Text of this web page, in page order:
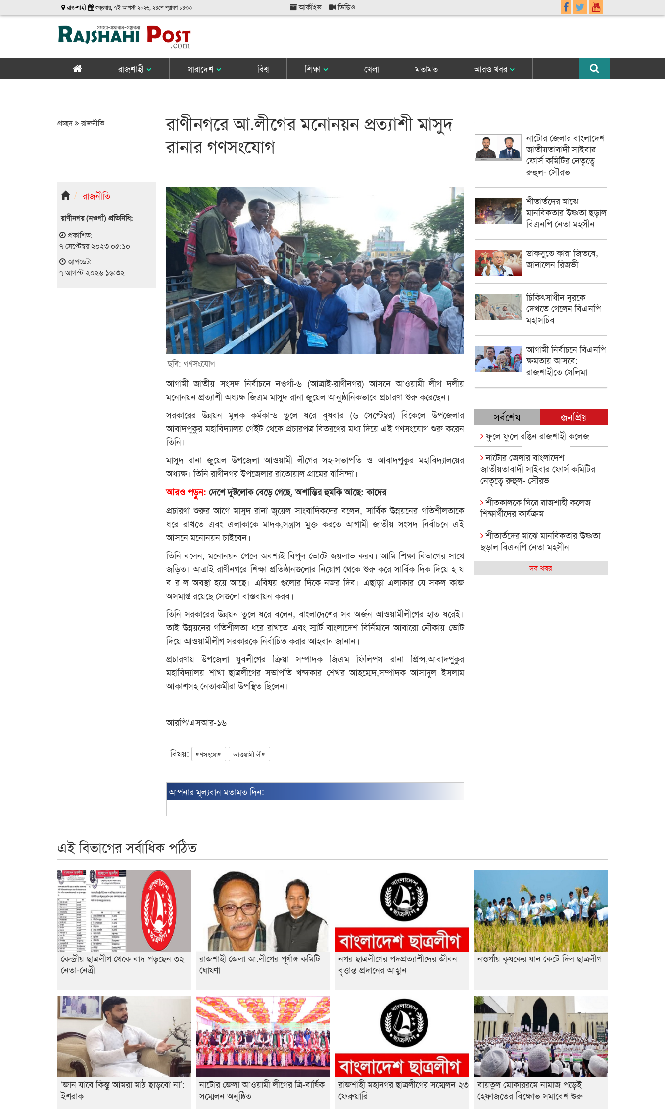
রাজশাহী শুক্রবার, ৭ই আগস্ট ২০২৬, ২৪শে শ্রাবণ ১৪৩৩ আর্কাইভ ভিডিও
রাজশাহী সারাদেশ বিশ্ব শিক্ষা খেলা মতামত আরও খবর
প্রচ্ছদ রাজনীতি
রাণীনগরে আ.লীগের মনোনয়ন প্রত্যাশী মাসুদ
রানার গণসংযোগ
রাজনীতি
রাণীনগর (নওগাঁ) প্রতিনিধি:
প্রকাশিত:
৭ সেপ্টেম্বর ২০২৩ ০৫:১০
আপডেট:
৭ আগস্ট ২০২৬ ১৬:৩২
ছবি: গণসংযোগ
আগামী জাতীয় সংসদ নির্বাচনে নওগাঁ-৬ (আত্রাই-রাণীনগর) আসনে আওয়ামী লীগ দলীয়
মনোনয়ন প্রত্যাশী অধ্যক্ষ জিএম মাসুদ রানা জুয়েল আনুষ্ঠানিকভাবে প্রচারণা শুরু করেছেন।
সরকারের উন্নয়ন মূলক কর্মকান্ড তুলে ধরে বুধবার (৬ সেপ্টেম্বর) বিকেলে উপজেলার
আবাদপুকুর মহাবিদ্যালয় গেইট থেকে প্রচারপত্র বিতরণের মধ্য দিয়ে এই গণসংযোগ শুরু করেন
তিনি।
মাসুদ রানা জুয়েল উপজেলা আওয়ামী লীগের সহ-সভাপতি ও আবাদপুকুর মহাবিদ্যালয়ের
অধ্যক্ষ। তিনি রাণীনগর উপজেলার রাতোয়াল গ্রামের বাসিন্দা।
আরও পড়ুন: দেশে দুষ্টলোক বেড়ে গেছে, অশান্তির হুমকি আছে: কাদের
প্রচারণা শুরুর আগে মাসুদ রানা জুয়েল সাংবাদিকদের বলেন, সার্বিক উন্নয়নের গতিশীলতাকে
ধরে রাখতে এবং এলাকাকে মাদক,সন্ত্রাস মুক্ত করতে আগামী জাতীয় সংসদ নির্বাচনে এই
আসনে মনোনয়ন চাইবেন।
তিনি বলেন, মনোনয়ন পেলে অবশ্যই বিপুল ভোটে জয়লাভ করব। আমি শিক্ষা বিভাগের সাথে
জড়িত। আত্রাই রাণীনগরে শিক্ষা প্রতিষ্ঠানগুলোর নিয়োগ থেকে শুরু করে সার্বিক দিক দিয়ে হ য
ব র ল অবস্থা হয়ে আছে। এবিষয় গুলোর দিকে নজর দিব। এছাড়া এলাকার যে সকল কাজ
অসমাপ্ত রয়েছে সেগুলো বাস্তবায়ন করব।
তিনি সরকারের উন্নয়ন তুলে ধরে বলেন, বাংলাদেশের সব অর্জন আওয়ামীলীগের হাত ধরেই।
তাই উন্নয়নের গতিশীলতা ধরে রাখতে এবং স্মার্ট বাংলাদেশ বির্নিমানে আবারো নৌকায় ভোট
দিয়ে আওয়ামীলীগ সরকারকে নির্বাচিত করার আহবান জানান।
প্রচারণায় উপজেলা যুবলীগের ক্রিয়া সম্পাদক জিএম ফিলিপস রানা প্রিন্স,আবাদপুকুর
মহাবিদ্যালয় শাখা ছাত্রলীগের সভাপতি খন্দকার শেখর আহম্মেদ,সম্পাদক আসাদুল ইসলাম
আকাশসহ নেতাকর্মীরা উপস্থিত ছিলেন।
আরপি/এসআর-১৬
বিষয়: গণসংযোগ আওয়ামী লীগ
আপনার মূল্যবান মতামত দিন:
নাটোর জেলার বাংলাদেশ
জাতীয়তাবাদী সাইবার
ফোর্স কমিটির নেতৃত্বে
রুহুল- সৌরভ
শীতার্তদের মাঝে
মানবিকতার উষ্ণতা ছড়াল
বিএনপি নেতা মহসীন
ডাকসুতে কারা জিতবে,
জানালেন রিজভী
চিকিৎসাধীন ‍নুরকে
দেখতে গেলেন বিএনপি
মহাসচিব
আগামী নির্বাচনে বিএনপি
ক্ষমতায় আসবে:
রাজশাহীতে সেলিমা
সর্বশেষ জনপ্রিয়
ফুলে ফুলে রঙিন রাজশাহী কলেজ
নাটোর জেলার বাংলাদেশ
জাতীয়তাবাদী সাইবার ফোর্স কমিটির
নেতৃত্বে রুহুল- সৌরভ
শীতকালকে ঘিরে রাজশাহী কলেজ
শিক্ষার্থীদের কার্যক্রম
শীতার্তদের মাঝে মানবিকতার উষ্ণতা
ছড়াল বিএনপি নেতা মহসীন
রাজশাহী কলেজের মিষ্টি বিকেল
শেষ সময়ে ভোট কারচুরি অভিযোগ
আবিদের
সব খবর
এই বিভাগের সর্বাধিক পঠিত
কেন্দ্রীয় ছাত্রলীগ থেকে বাদ পড়ছেন ৩২
নেতা-নেত্রী
রাজশাহী জেলা আ.লীগের পূর্ণাঙ্গ কমিটি
ঘোষণা
নগর ছাত্রলীগের পদপ্রত্যাশীদের জীবন
বৃত্তান্ত প্রদানের আহ্বান
নওগাঁয় কৃষকের ধান কেটে দিল ছাত্রলীগ
‘জান যাবে কিন্তু আমরা মাঠ ছাড়বো না’:
ইশরাক
নাটোর জেলা আওয়ামী লীগের ত্রি-বার্ষিক
সম্মেলন অনুষ্ঠিত
রাজশাহী মহানগর ছাত্রলীগের সম্মেলন ২৩
ফেব্রুয়ারি
বায়তুল মোকাররমে নামাজ পড়েই
হেফাজতের বিক্ষোভ সমাবেশ শুরু